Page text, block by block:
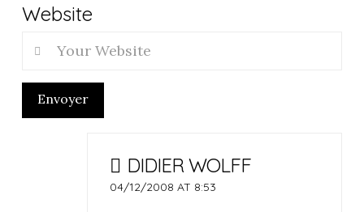
Website
Envoyer
DIDIER WOLFF
04/12/2008 AT 8:53